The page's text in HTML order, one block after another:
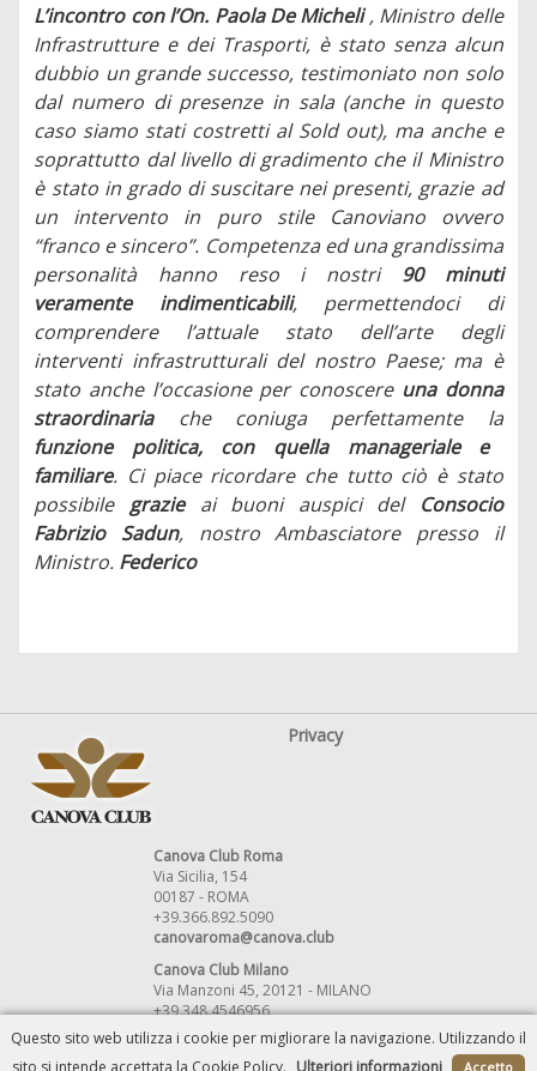
L’incontro con l’On. Paola De Micheli , Ministro delle
Infrastrutture e dei Trasporti, è stato senza alcun
dubbio un grande successo, testimoniato non solo
dal numero di presenze in sala (anche in questo
caso siamo stati costretti al Sold out), ma anche e
soprattutto dal livello di gradimento che il Ministro
è stato in grado di suscitare nei presenti, grazie ad
un intervento in puro stile Canoviano ovvero
“franco e sincero”. Competenza ed una grandissima
personalità hanno reso i nostri 90 minuti
veramente indimenticabili, permettendoci di
comprendere l’attuale stato dell’arte degli
interventi infrastrutturali del nostro Paese; ma è
stato anche l’occasione per conoscere una donna
straordinariache coniuga perfettamente la
funzione politica, con quella manageriale e
familiare. Ci piace ricordare che tutto ciò è stato
possibile grazie ai buoni auspici del Consocio
Fabrizio Sadun, nostro Ambasciatore presso il
Ministro. Federico
Privacy
Canova Club Roma
Via Sicilia, 154
00187 - ROMA
+39.366.892.5090
canovaroma@canova.club
Canova Club Milano
Via Manzoni 45, 20121 - MILANO
+39 348.4546956
canovamilano@canova.club
Questo sito web utilizza i cookie per migliorare la navigazione. Utilizzando il
sito si intende accettata la Cookie Policy. Ulteriori informazioni Accetto